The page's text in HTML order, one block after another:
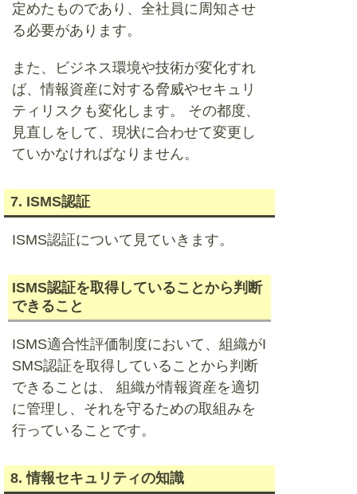
定めたものであり、全社員に周知させ
る必要があります。
また、ビジネス環境や技術が変化すれ
ば、情報資産に対する脅威やセキュリ
ティリスクも変化します。 その都度、
見直しをして、現状に合わせて変更し
ていかなければなりません。
7. ISMS認証
ISMS認証について見ていきます。
ISMS認証を取得していることから判断
できること
ISMS適合性評価制度において、組織がI
SMS認証を取得していることから判断
できることは、 組織が情報資産を適切
に管理し、それを守るための取組みを
行っていることです。
8. 情報セキュリティの知識